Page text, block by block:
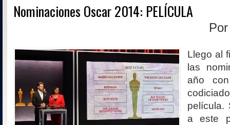
Nominaciones Oscar 2014: PELÍCULA
Llego al
las
año
película.
a este